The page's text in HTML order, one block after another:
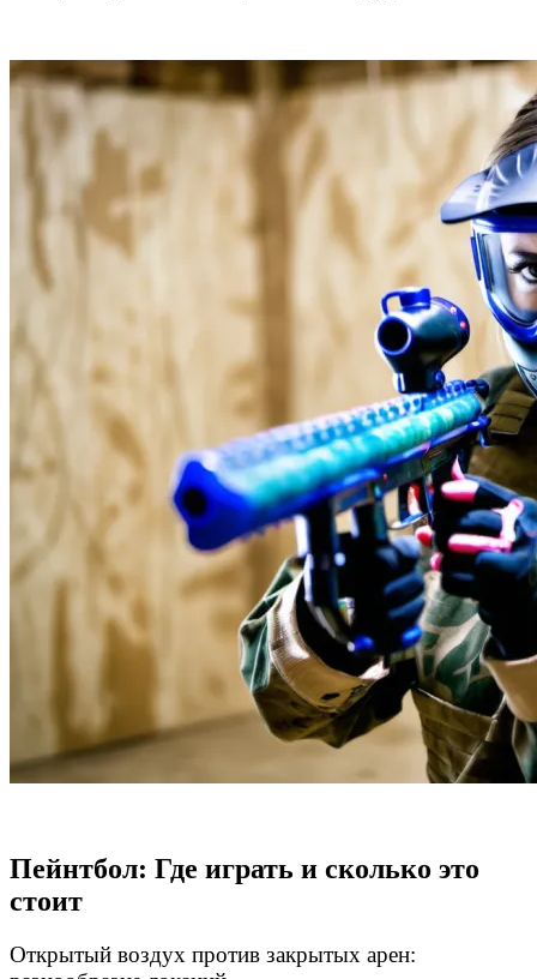
Пейнтбол: Где играть и сколько это
стоит
Открытый воздух против закрытых арен: